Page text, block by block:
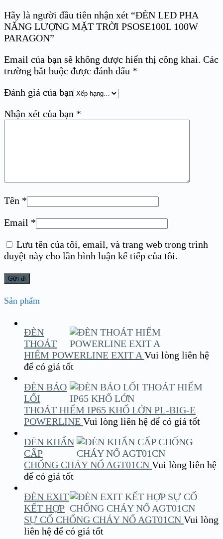
Hãy là người đầu tiên nhận xét “ĐÈN LED PHA
NĂNG LƯỢNG MẶT TRỜI PSOSE100L 100W
PARAGON”
Email của bạn sẽ không được hiển thị công khai. Các
trường bắt buộc được đánh dấu *
Đánh giá của bạn
Nhận xét của bạn *
Tên *
Email *
Lưu tên của tôi, email, và trang web trong trình
duyệt này cho lần bình luận kế tiếp của tôi.
Sản phẩm
ĐÈN
THOÁT
HIỂM POWERLINE EXIT A Vui lòng liên hệ
để có giá tốt
ĐÈN BÁO
LỐI
THOÁT HIỂM IP65 KHỔ LỚN PL-BIG-E
POWERLINE Vui lòng liên hệ để có giá tốt
ĐÈN KHẨN
CẤP
CHỐNG CHÁY NỔ AGT01CN Vui lòng liên hệ
để có giá tốt
ĐÈN EXIT
KẾT HỢP
SỰ CỐ CHỐNG CHÁY NỔ AGT01CN Vui lòng
liên hệ để có giá tốt